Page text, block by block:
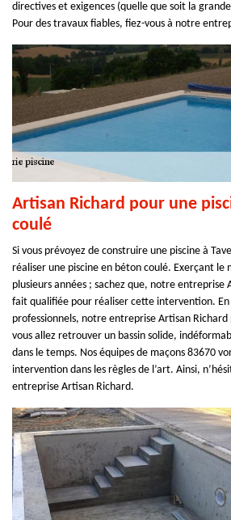
directives et exigences (quelle que soit la
Pour des travaux fiables, fiez-vous à notre
Artisan Richard pour une
coulé
Si vous prévoyez de construire une piscine à
réaliser une piscine en béton coulé. Exerçant le
plusieurs années ; sachez que, notre entreprise
fait qualifiée pour réaliser cette intervention.
professionnels, notre entreprise Artisan Richard
vous allez retrouver un bassin solide,
dans le temps. Nos équipes de maçons 83670
intervention dans les règles de l’art. Ainsi,
entreprise Artisan Richard.